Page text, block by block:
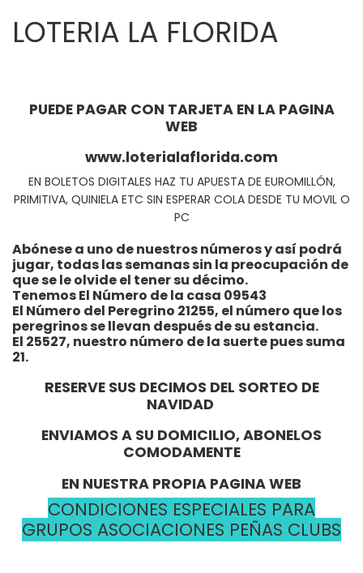
LOTERIA LA FLORIDA
PUEDE PAGAR CON TARJETA EN LA PAGINA
WEB
www.loterialaflorida.com
EN BOLETOS DIGITALES HAZ TU APUESTA DE EUROMILLÓN,
PRIMITIVA, QUINIELA ETC SIN ESPERAR COLA DESDE TU MOVIL O
PC
Abónese a uno de nuestros números y así podrá
jugar, todas las semanas sin la preocupación de
que se le olvide el tener su décimo.
Tenemos El Número de la casa 09543
El Número del Peregrino 21255, el número que los
peregrinos se llevan después de su estancia.
El 25527, nuestro número de la suerte pues suma
21.
RESERVE SUS DECIMOS DEL SORTEO DE
NAVIDAD
ENVIAMOS A SU DOMICILIO, ABONELOS
COMODAMENTE
EN NUESTRA PROPIA PAGINA WEB
CONDICIONES ESPECIALES PARA
GRUPOS ASOCIACIONES PEÑAS CLUBS